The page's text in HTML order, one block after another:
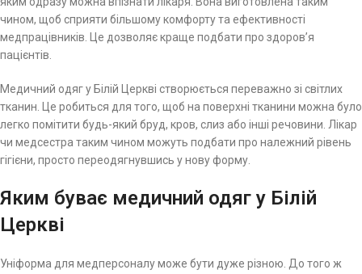
чином, щоб сприяти більшому комфорту та ефективності
медпрацівників. Це дозволяє краще подбати про здоров’я
пацієнтів.
Медичний одяг у Білій Церкві створюється переважно зі світлих
тканин. Це робиться для того, щоб на поверхні тканини можна було
легко помітити будь-який бруд, кров, слиз або інші речовини. Лікар
чи медсестра таким чином можуть подбати про належний рівень
гігієни, просто переодягнувшись у нову форму.
Яким буває медичний одяг у Білій
Церкві
Уніформа для медперсоналу може бути дуже різною. До того ж